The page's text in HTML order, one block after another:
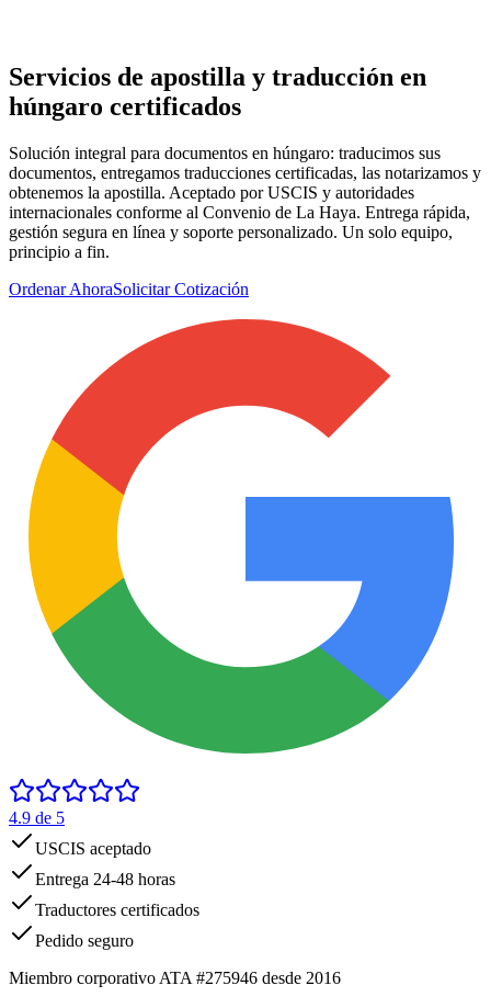
Servicios de apostilla y traducción en
húngaro certificados
Solución integral para documentos en húngaro: traducimos sus
documentos, entregamos traducciones certificadas, las notarizamos y
obtenemos la apostilla. Aceptado por USCIS y autoridades
internacionales conforme al Convenio de La Haya. Entrega rápida,
gestión segura en línea y soporte personalizado. Un solo equipo,
principio a fin.
Ordenar AhoraSolicitar Cotización
4.9 de 5
USCIS aceptado
Entrega 24-48 horas
Traductores certificados
Pedido seguro
Miembro corporativo ATA #275946 desde 2016